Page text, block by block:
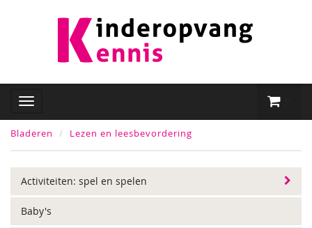
Bladeren Lezen en leesbevordering
Activiteiten: spel en spelen
Baby's